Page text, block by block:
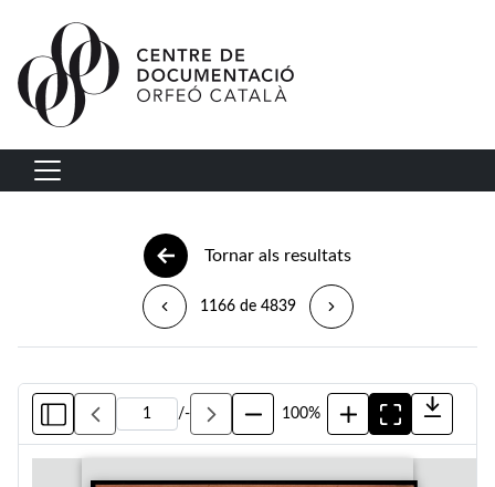
Vés al contingut
Navegació principal
Tornar als resultats
1166 de 4839
/- 100%